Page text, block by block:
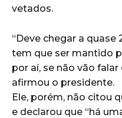
vetados.
“Deve chegar a
tem que ser mantido
por aí, se não vão
afirmou o presidente.
Ele, porém, não citou
e declarou que “há